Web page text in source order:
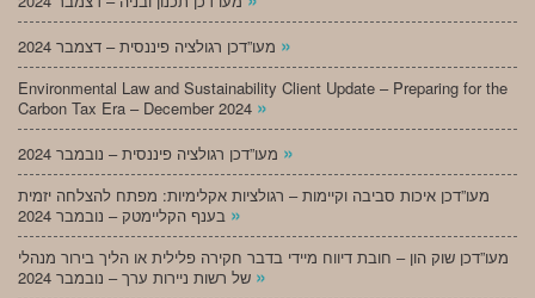
»
Environmental Law and Sustainability Client Update – Preparing for the
Carbon Tax Era – December 2024 »
»
מעו”דכן איכות סביבה וקיימות – רגולציות אקלימיות: מפתח להצלחה יזמית
»
מעו”דכן שוק הון – חובת דיווח מיידי בדבר חקירה פלילית או הליך בירור מנהלי
»